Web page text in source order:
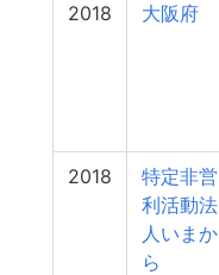
2018 大阪府
2018
特定非営
利活動法
人いまか
ら